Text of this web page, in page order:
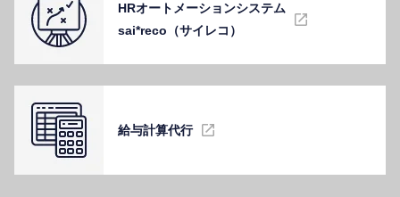
HRオートメーションシステム
sai*reco（サイレコ）
給与計算代⾏